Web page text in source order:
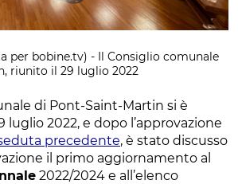
per bobine.tv) - Il Consiglio comunale
riunito il 29 luglio 2022
di Pont-Saint-Martin si è
luglio 2022, e dopo l’approvazione
precedente, è stato discusso
il primo aggiornamento al
2022/2024 e all’elenco